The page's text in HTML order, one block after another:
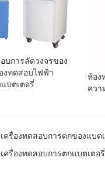
บการลัดวงจรของ
งทดสอบไฟฟ้า
บตเตอรี่
ห้อง
ควา
เครื่องทดสอบการตกของแบต
เครื่องทดสอบการตกแบตเตอรี่